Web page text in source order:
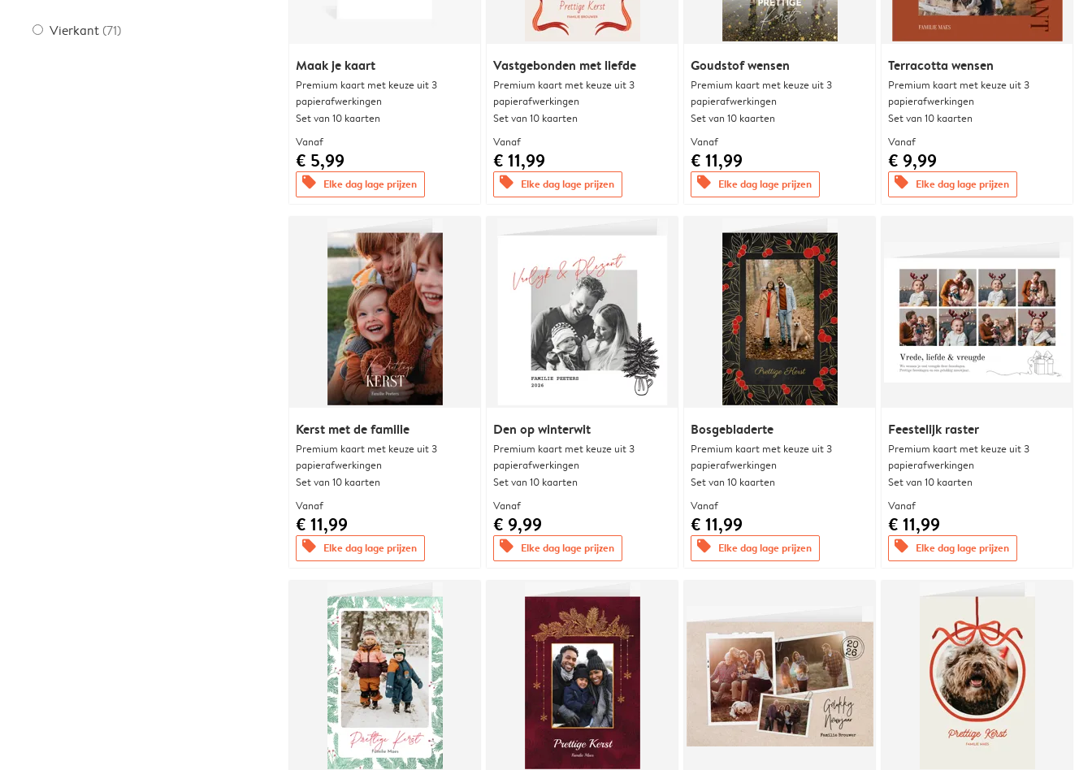
Vierkant (71)
Maak je kaart
Premium kaart met keuze uit 3
papierafwerkingen
Set van 10 kaarten
Vanaf
€ 5,99
offers Elke dag lage prijzen
Vastgebonden met liefde
Premium kaart met keuze uit 3
papierafwerkingen
Set van 10 kaarten
Vanaf
€ 11,99
offers Elke dag lage prijzen
Goudstof wensen
Premium kaart met keuze uit 3
papierafwerkingen
Set van 10 kaarten
Vanaf
€ 11,99
offers Elke dag lage prijzen
Terracotta wensen
Premium kaart met keuze uit 3
papierafwerkingen
Set van 10 kaarten
Vanaf
€ 9,99
offers Elke dag lage prijzen
Kerst met de familie
Premium kaart met keuze uit 3
papierafwerkingen
Set van 10 kaarten
Vanaf
€ 11,99
offers Elke dag lage prijzen
Den op winterwit
Premium kaart met keuze uit 3
papierafwerkingen
Set van 10 kaarten
Vanaf
€ 9,99
offers Elke dag lage prijzen
Bosgebladerte
Premium kaart met keuze uit 3
papierafwerkingen
Set van 10 kaarten
Vanaf
€ 11,99
offers Elke dag lage prijzen
Feestelijk raster
Premium kaart met keuze uit 3
papierafwerkingen
Set van 10 kaarten
Vanaf
€ 11,99
offers Elke dag lage prijzen